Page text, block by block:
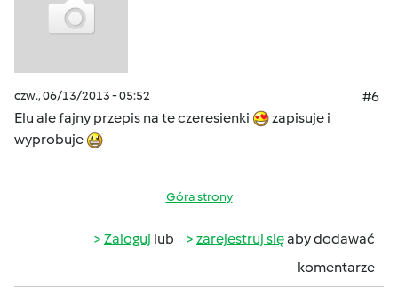
czw., 06/13/2013 - 05:52
#6
Elu ale fajny przepis na te czeresienki
zapisuje i
wyprobuje
Góra strony
Zaloguj lub zarejestruj sięaby dodawać
komentarze